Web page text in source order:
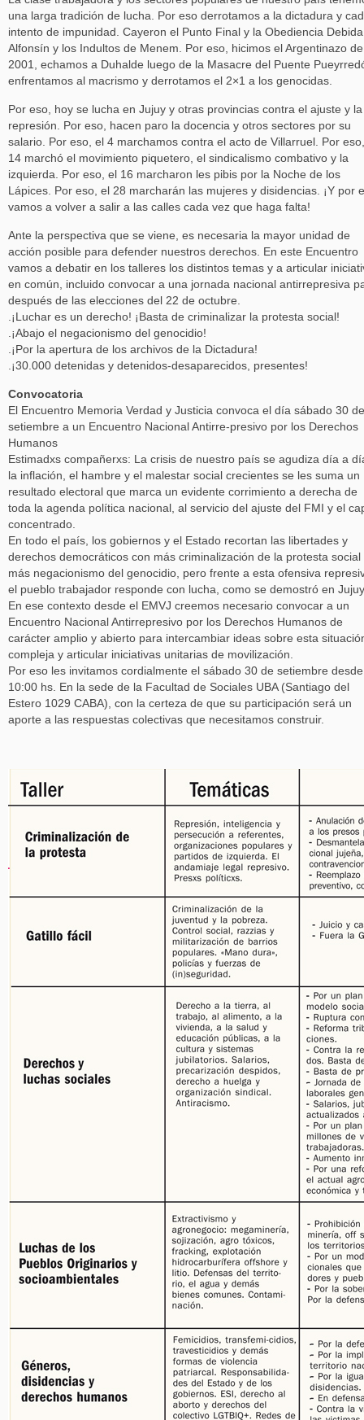
una larga tradición de lucha. Por eso derrotamos a la dictadura y
intento de impunidad. Cayeron el Punto Final y la Obediencia
Alfonsín y los Indultos de Menem. Por eso, hicimos el Argentinazo de
2001, echamos a Duhalde luego de la Masacre del Puente
enfrentamos al macrismo y derrotamos el 2×1 a los genocidas.
Por eso, hoy se lucha en Jujuy y otras provincias contra el ajuste y la
represión. Por eso, hacen paro la docencia y otros sectores por su
salario. Por eso, el 4 marchamos contra el acto de Villarruel. Por
14 marchó el movimiento piquetero, el sindicalismo combativo y la
izquierda. Por eso, el 16 marcharon les pibis por la Noche de los
Lápices. Por eso, el 28 marcharán las mujeres y disidencias. ¡Y por
vamos a volver a salir a las calles cada vez que haga falta!
Ante la perspectiva que se viene, es necesaria la mayor unidad de
acción posible para defender nuestros derechos. En este Encuentro
vamos a debatir en los talleres los distintos temas y a articular
en común, incluido convocar a una jornada nacional antirrepresiva
después de las elecciones del 22 de octubre.
.¡Luchar es un derecho! ¡Basta de criminalizar la protesta social!
.¡Abajo el negacionismo del genocidio!
.¡Por la apertura de los archivos de la Dictadura!
.¡30.000 detenidas y detenidos-desaparecidos, presentes!
Convocatoria
El Encuentro Memoria Verdad y Justicia convoca el día sábado 30 de
setiembre a un Encuentro Nacional Antirre-presivo por los Derechos
Humanos
Estimadxs compañerxs: La crisis de nuestro país se agudiza día a
la inflación, el hambre y el malestar social crecientes se les suma un
resultado electoral que marca un evidente corrimiento a derecha de
toda la agenda política nacional, al servicio del ajuste del FMI y el
concentrado.
En todo el país, los gobiernos y el Estado recortan las libertades y
derechos democráticos con más criminalización de la protesta social
más negacionismo del genocidio, pero frente a esta ofensiva
el pueblo trabajador responde con lucha, como se demostró en
En ese contexto desde el EMVJ creemos necesario convocar a un
Encuentro Nacional Antirrepresivo por los Derechos Humanos de
carácter amplio y abierto para intercambiar ideas sobre esta
compleja y articular iniciativas unitarias de movilización.
Por eso les invitamos cordialmente el sábado 30 de setiembre
10:00 hs. En la sede de la Facultad de Sociales UBA (Santiago del
Estero 1029 CABA), con la certeza de que su participación será un
aporte a las respuestas colectivas que necesitamos construir.